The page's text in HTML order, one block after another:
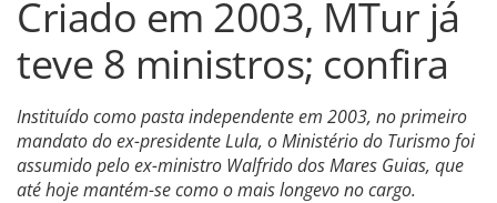
Criado em 2003, MTur já
teve 8 ministros; confira
Instituído como pasta independente em 2003, no primeiro
mandato do ex-presidente Lula, o Ministério do Turismo foi
assumido pelo ex-ministro Walfrido dos Mares Guias, que
até hoje mantém-se como o mais longevo no cargo.